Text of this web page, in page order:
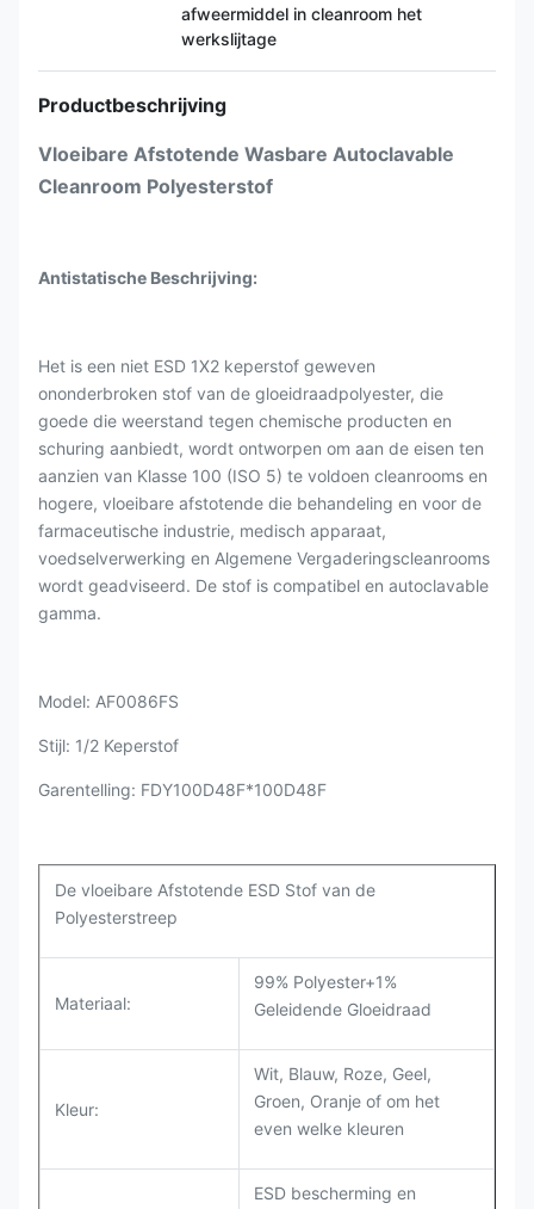
afweermiddel in cleanroom het
werkslijtage
Productbeschrijving
Vloeibare Afstotende Wasbare Autoclavable
Cleanroom Polyesterstof
Antistatische Beschrijving:
Het is een niet ESD 1X2 keperstof geweven
ononderbroken stof van de gloeidraadpolyester, die
goede die weerstand tegen chemische producten en
schuring aanbiedt, wordt ontworpen om aan de eisen ten
aanzien van Klasse 100 (ISO 5) te voldoen cleanrooms en
hogere, vloeibare afstotende die behandeling en voor de
farmaceutische industrie, medisch apparaat,
voedselverwerking en Algemene Vergaderingscleanrooms
wordt geadviseerd. De stof is compatibel en autoclavable
gamma.
Model: AF0086FS
Stijl: 1/2 Keperstof
Garentelling: FDY100D48F*100D48F
De vloeibare Afstotende ESD Stof van de
Polyesterstreep
Materiaal:
99% Polyester+1%
Geleidende Gloeidraad
Kleur:
Wit, Blauw, Roze, Geel,
Groen, Oranje of om het
even welke kleuren
ESD bescherming en